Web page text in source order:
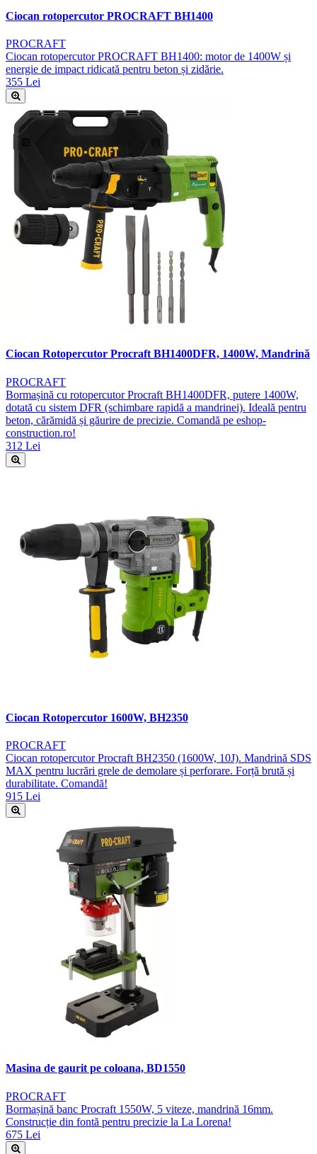
Ciocan rotopercutor PROCRAFT BH1400
PROCRAFT
Ciocan rotopercutor PROCRAFT BH1400: motor de 1400W și
energie de impact ridicată pentru beton și zidărie.
355 Lei
Ciocan Rotopercutor Procraft BH1400DFR, 1400W, Mandrină
PROCRAFT
Bormașină cu rotopercutor Procraft BH1400DFR, putere 1400W,
dotată cu sistem DFR (schimbare rapidă a mandrinei). Ideală pentru
beton, cărămidă și găurire de precizie. Comandă pe eshop-
construction.ro!
312 Lei
Ciocan Rotopercutor 1600W, BH2350
PROCRAFT
Ciocan rotopercutor Procraft BH2350 (1600W, 10J). Mandrină SDS
MAX pentru lucrări grele de demolare și perforare. Forță brută și
durabilitate. Comandă!
915 Lei
Masina de gaurit pe coloana, BD1550
PROCRAFT
Bormașină banc Procraft 1550W, 5 viteze, mandrină 16mm.
Construcție din fontă pentru precizie la La Lorena!
675 Lei